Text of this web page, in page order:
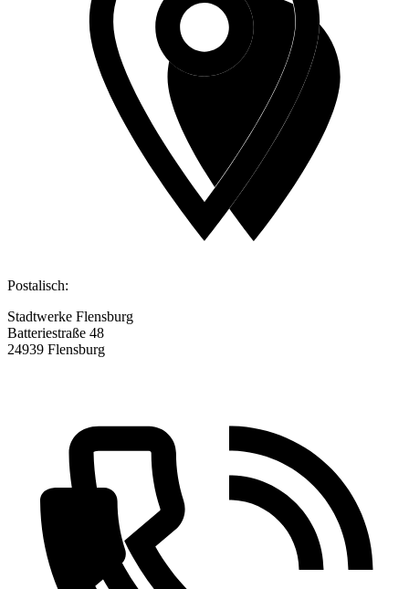
Postalisch:
Stadtwerke Flensburg
Batteriestraße 48
24939 Flensburg